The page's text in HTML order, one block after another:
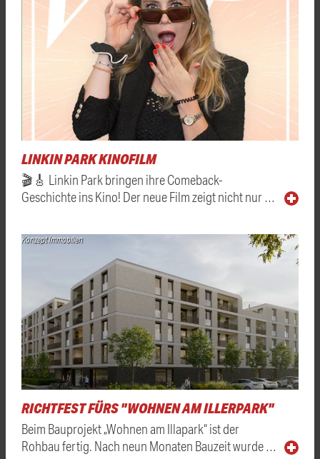
LINKIN PARK KINOFILM
🎬🎸 Linkin Park bringen ihre Comeback-
Geschichte ins Kino! Der neue Film zeigt nicht nur …
Konzept Immobilien
RICHTFEST FÜRS "WOHNEN AM ILLERPARK"
Beim Bauprojekt „Wohnen am Illapark“ ist der
Rohbau fertig. Nach neun Monaten Bauzeit wurde …